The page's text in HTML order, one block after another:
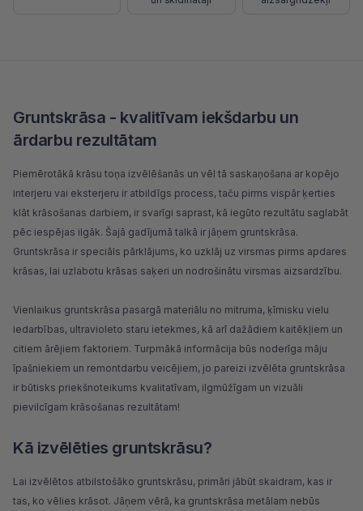
Gruntskrāsa - kvalitīvam iekšdarbu un
ārdarbu rezultātam
Piemērotākā krāsu toņa izvēlēšanās un vēl tā saskaņošana ar kopējo
interjeru vai eksterjeru ir atbildīgs process, taču pirms vispār ķerties
klāt krāsošanas darbiem, ir svarīgi saprast, kā iegūto rezultātu saglabāt
pēc iespējas ilgāk. Šajā gadījumā talkā ir jāņem gruntskrāsa.
Gruntskrāsa ir speciāls pārklājums, ko uzklāj uz virsmas pirms apdares
krāsas, lai uzlabotu krāsas saķeri un nodrošinātu virsmas aizsardzību.
Vienlaikus gruntskrāsa pasargā materiālu no mitruma, ķīmisku vielu
iedarbības, ultravioleto staru ietekmes, kā arī dažādiem kaitēkļiem un
citiem ārējiem faktoriem. Turpmākā informācija būs noderīga māju
īpašniekiem un remontdarbu veicējiem, jo pareizi izvēlēta gruntskrāsa
ir būtisks priekšnoteikums kvalitatīvam, ilgmūžīgam un vizuāli
pievilcīgam krāsošanas rezultātam!
Kā izvēlēties gruntskrāsu?
Lai izvēlētos atbilstošāko gruntskrāsu, primāri jābūt skaidram, kas ir
tas, ko vēlies krāsot. Jāņem vērā, ka gruntskrāsa metālam nebūs